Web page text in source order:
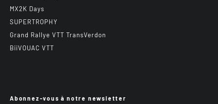
MX2K Days
SUPERTROPHY
Grand Rallye VTT TransVerdon
BiiVOUAC VTT
Abonnez-vous à notre newsletter